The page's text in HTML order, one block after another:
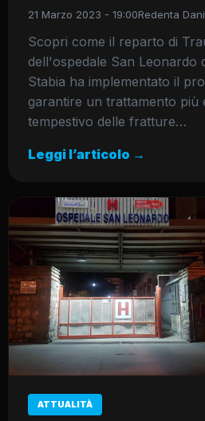
21 Marzo 2023 - 19:00Redenta
Scopri come il reparto di
dell'ospedale San Leonardo
Stabia ha implementato il
garantire un trattamento più
tempestivo delle fratture…
Leggi l’articolo →
ATTUALITÀ